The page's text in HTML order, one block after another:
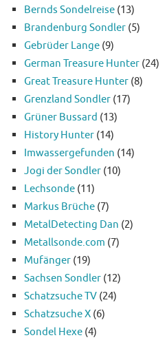
Bernds Sondelreise (13)
Brandenburg Sondler (5)
Gebrüder Lange (9)
German Treasure Hunter (24)
Great Treasure Hunter (8)
Grenzland Sondler (17)
Grüner Bussard (13)
History Hunter (14)
Imwassergefunden (14)
Jogi der Sondler (10)
Lechsonde (11)
Markus Brüche (7)
MetalDetecting Dan (2)
Metallsonde.com (7)
Mufänger (19)
Sachsen Sondler (12)
Schatzsuche TV (24)
Schatzsuche X (6)
Sondel Hexe (4)